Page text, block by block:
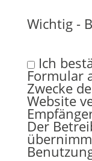
Wichtig -
Ich
Formular
Zwecke
Website
Der